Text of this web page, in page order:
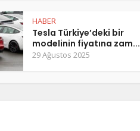
HABER
Tesla Türkiye’deki bir
modelinin fiyatına zam...
29 Ağustos 2025